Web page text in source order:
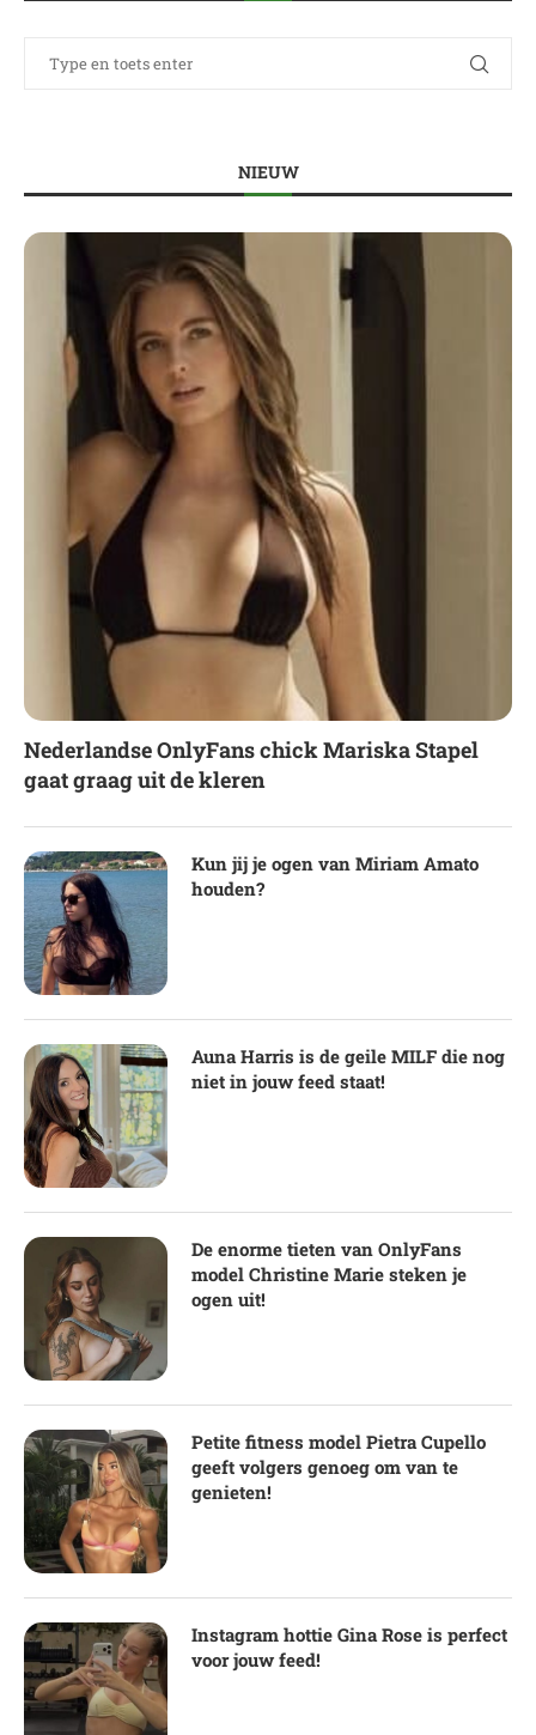
NIEUW
Nederlandse OnlyFans chick Mariska Stapel
gaat graag uit de kleren
Kun jij je ogen van Miriam Amato
houden?
Auna Harris is de geile MILF die nog
niet in jouw feed staat!
De enorme tieten van OnlyFans
model Christine Marie steken je
ogen uit!
Petite fitness model Pietra Cupello
geeft volgers genoeg om van te
genieten!
Instagram hottie Gina Rose is perfect
voor jouw feed!